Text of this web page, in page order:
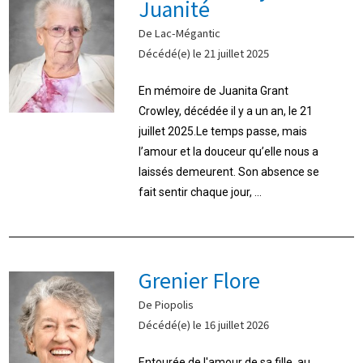
Juanité
De Lac-Mégantic
Décédé(e) le 21 juillet 2025
En mémoire de Juanita Grant
Crowley, décédée il y a un an, le 21
juillet 2025.Le temps passe, mais
l’amour et la douceur qu’elle nous a
laissés demeurent. Son absence se
fait sentir chaque jour, ...
Grenier Flore
De Piopolis
Décédé(e) le 16 juillet 2026